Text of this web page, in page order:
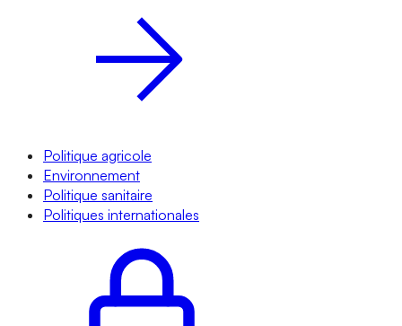
Politique agricole
Environnement
Politique sanitaire
Politiques internationales